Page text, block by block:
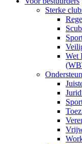
Sterke
Wet